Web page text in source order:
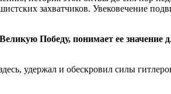
захватчиков. Увековечение
Победу, понимает ее значение
удержал и обескровил силы